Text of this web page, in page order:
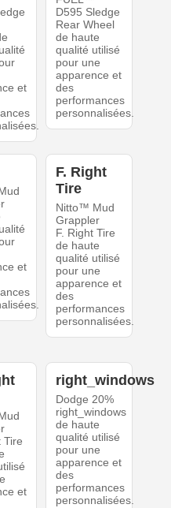
et
D595 Sledge
Rear Wheel
de haute
qualité utilisé
pour une
apparence et
des
performances
personnalisées.
et
F. Right
Tire
Nitto™ Mud
Grappler
F. Right Tire
de haute
qualité utilisé
pour une
apparence et
des
performances
personnalisées.
Tire
et
right_windows
Dodge 20%
right_windows
de haute
qualité utilisé
pour une
apparence et
des
performances
personnalisées.